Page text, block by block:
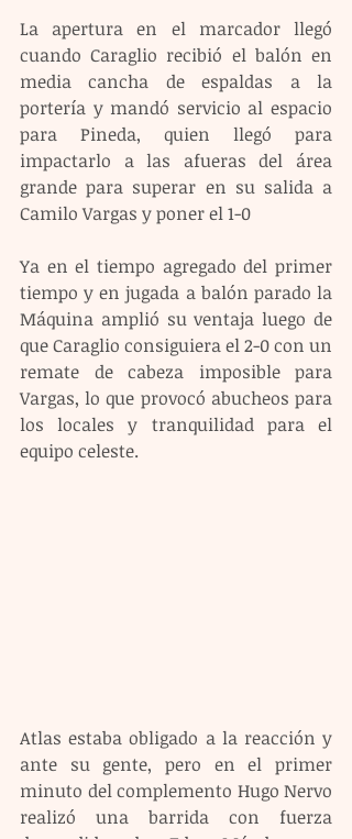
La apertura en el marcador llegó
cuando Caraglio recibió el balón en
media cancha de espaldas a la
portería y mandó servicio al espacio
para Pineda, quien llegó para
impactarlo a las afueras del área
grande para superar en su salida a
Camilo Vargas y poner el 1-0
Ya en el tiempo agregado del primer
tiempo y en jugada a balón parado la
Máquina amplió su ventaja luego de
que Caraglio consiguiera el 2-0 con un
remate de cabeza imposible para
Vargas, lo que provocó abucheos para
los locales y tranquilidad para el
equipo celeste.
Atlas estaba obligado a la reacción y
ante su gente, pero en el primer
minuto del complemento Hugo Nervo
realizó una barrida con fuerza